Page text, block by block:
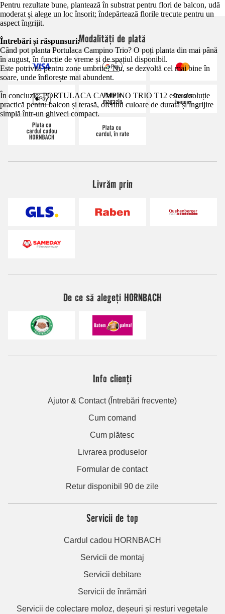
Pentru rezultate bune, plantează în substrat pentru flori de balcon, udă
moderat și alege un loc însorit; îndepărtează florile trecute pentru un
aspect îngrijit.
Întrebări și răspunsuri:
Când pot planta Portulaca Campino Trio? O poți planta din mai până
în august, în funcție de vreme și de spațiul disponibil.
Este potrivită pentru zone umbrite? Nu, se dezvoltă cel mai bine în
soare, unde înflorește mai abundent.
În concluzie: PORTULACA CAMPINO TRIO T12 este o soluție
practică pentru balcon și terasă, oferind culoare de durată și îngrijire
simplă într-un ghiveci compact.
Modalități de plată
Livrăm prin
De ce să alegeți HORNBACH
Info clienți
Ajutor & Contact (Întrebări frecvente)
Cum comand
Cum plătesc
Livrarea produselor
Formular de contact
Retur disponibil 90 de zile
Servicii de top
Cardul cadou HORNBACH
Servicii de montaj
Servicii debitare
Servicii de înrămări
Servicii de colectare moloz, deșeuri și resturi vegetale